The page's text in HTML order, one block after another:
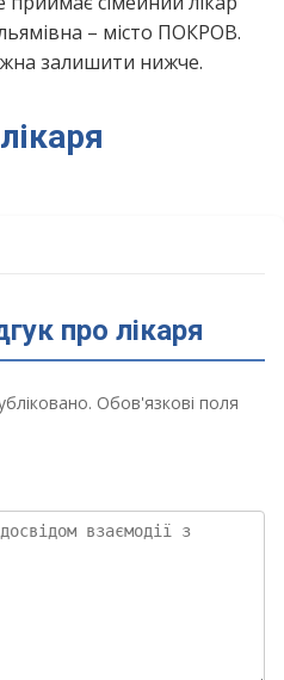
– місто ПОКРОВ.
залишити нижче.
про лікаря
Обов'язкові поля